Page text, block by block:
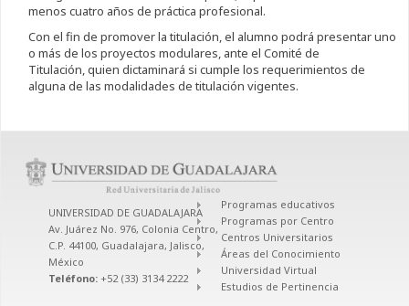
menos cuatro años de práctica profesional.
Con el fin de promover la titulación, el alumno podrá presentar uno
o más de los proyectos modulares, ante el Comité de
Titulación, quien dictaminará si cumple los requerimientos de
alguna de las modalidades de titulación vigentes.
UNIVERSIDAD DE GUADALAJARA
Av. Juárez No. 976, Colonia Centro,
C.P. 44100, Guadalajara, Jalisco,
México
Teléfono: +52 (33) 3134 2222
Programas educativos
Programas por Centro
Centros Universitarios
Áreas del Conocimiento
Universidad Virtual
Estudios de Pertinencia